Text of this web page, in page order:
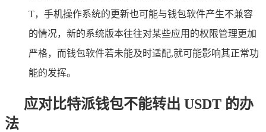
T，手机操作系统的更新也可能与钱包软件产生不兼容
的情况，新的系统版本往往对某些应用的权限管理更加
严格，而钱包软件若未能及时适配,就可能影响其正常功
能的发挥。
应对比特派钱包不能转出 USDT 的办
法